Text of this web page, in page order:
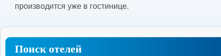
производится уже в гостинице.
Поиск отелей